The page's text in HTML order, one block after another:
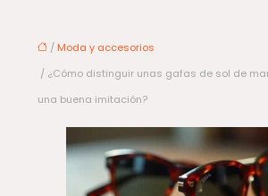
/ Moda y accesorios
/ ¿Cómo distinguir unas gafas de sol de
una buena imitación?